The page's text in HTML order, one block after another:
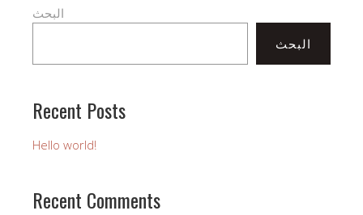
البحث
البحث
Recent Posts
Hello world!
Recent Comments